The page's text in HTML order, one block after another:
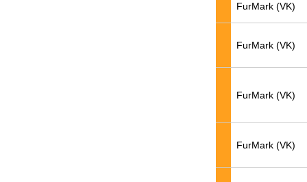
FurMark (VK)
FurMark (VK)
FurMark (VK)
FurMark (VK)